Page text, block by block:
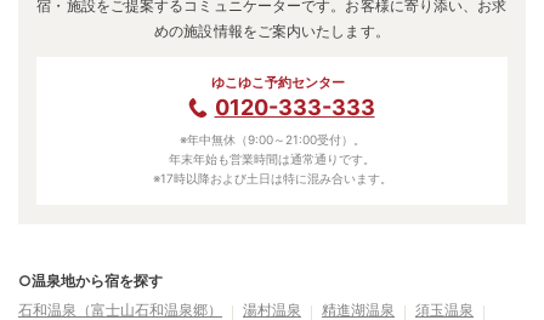
宿・施設をご提案するコミュニケーターです。お客様に寄り添い、お求
めの施設情報をご案内いたします。
ゆこゆこ予約センター
0120-333-333
※年中無休（9:00～21:00受付）。
年末年始も営業時間は通常通りです。
※17時以降および土日は特に混み合います。
○温泉地から宿を探す
石和温泉（富士山石和温泉郷）
湯村温泉 精進湖温泉
須玉温泉